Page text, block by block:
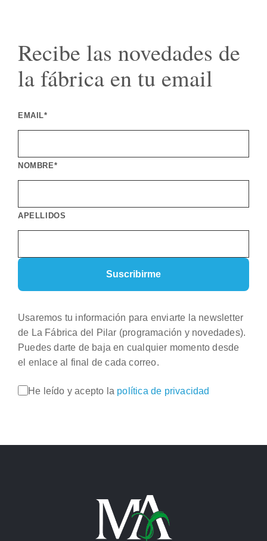
Recibe las novedades de
la fábrica en tu email
EMAIL*
NOMBRE*
APELLIDOS
Usaremos tu información para enviarte la newsletter
de La Fábrica del Pilar (programación y novedades).
Puedes darte de baja en cualquier momento desde
el enlace al final de cada correo.
He leído y acepto la política de privacidad